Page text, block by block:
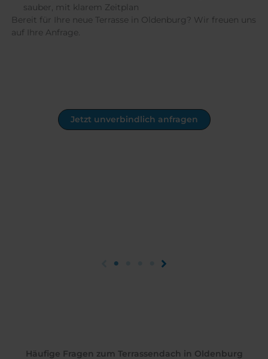
sauber, mit klarem Zeitplan
Bereit für Ihre neue Terrasse in Oldenburg? Wir freuen uns
auf Ihre Anfrage.
Jetzt unverbindlich anfragen
Häufige Fragen zum Terrassendach in Oldenburg